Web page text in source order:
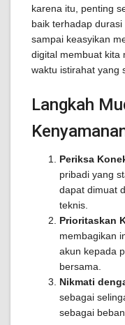
karena itu, penting
baik terhadap
sampai keasyikan
digital membuat kita
waktu istirahat yang
Langkah
Periksa
pribadi yang
dapat dimuat
teknis.
Prioritaskan
membagikan
akun kepada
bersama.
Nikmati
sebagai
sebagai